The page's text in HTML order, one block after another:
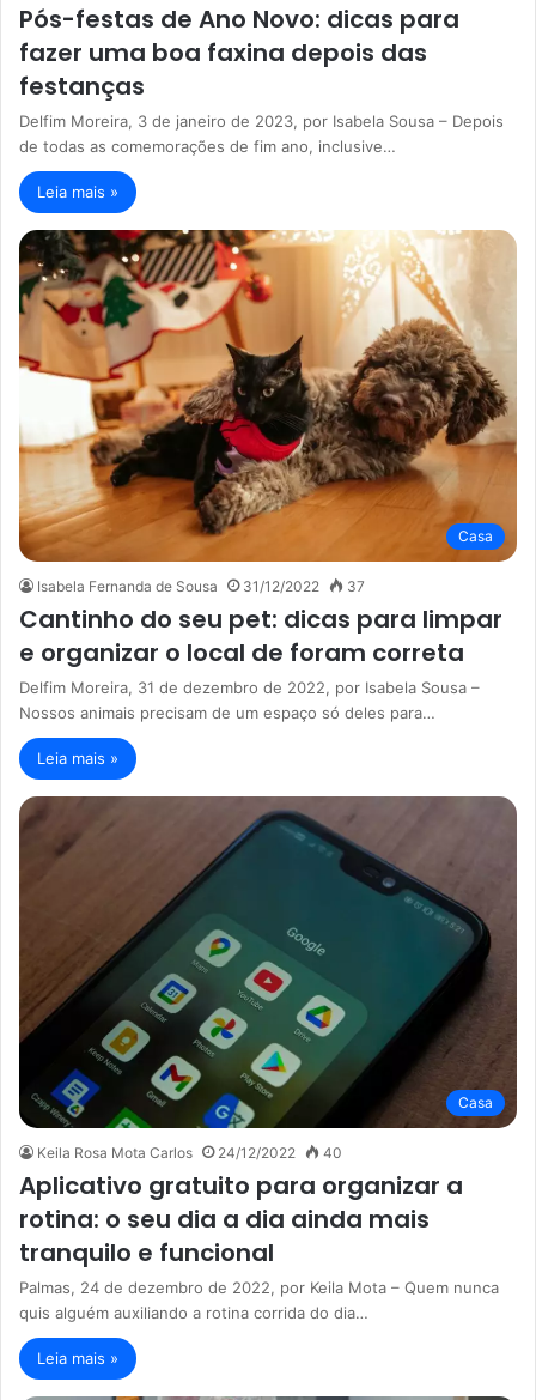
Pós-festas de Ano Novo: dicas para
fazer uma boa faxina depois das
festanças
Delfim Moreira, 3 de janeiro de 2023, por Isabela Sousa – Depois
de todas as comemorações de fim ano, inclusive…
Leia mais »
Casa
Isabela Fernanda de Sousa 31/12/2022 37
Cantinho do seu pet: dicas para limpar
e organizar o local de foram correta
Delfim Moreira, 31 de dezembro de 2022, por Isabela Sousa –
Nossos animais precisam de um espaço só deles para…
Leia mais »
Casa
Keila Rosa Mota Carlos 24/12/2022 40
Aplicativo gratuito para organizar a
rotina: o seu dia a dia ainda mais
tranquilo e funcional
Palmas, 24 de dezembro de 2022, por Keila Mota – Quem nunca
quis alguém auxiliando a rotina corrida do dia…
Leia mais »